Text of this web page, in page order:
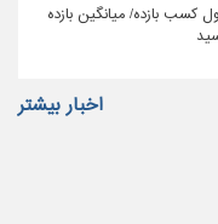
بازده/ میانگین بازده
اخبار بیشتر